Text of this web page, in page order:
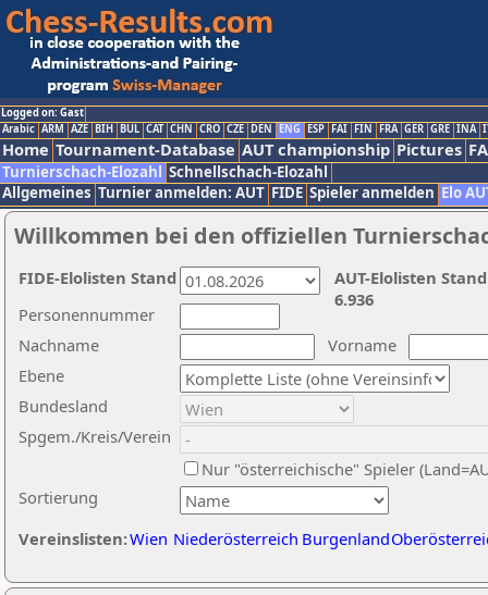
Logged on: Gast
Arabic ARM AZE BIH BUL CAT CHN CRO CZE DEN ENG ESP FAI FIN FRA GER GRE INA
Home Tournament-Database AUT championship Pictures
Turnierschach-Elozahl Schnellschach-Elozahl
Allgemeines Turnier anmelden: AUT FIDE Spieler anmelden Elo
Willkommen bei den offiziellen
Nachname
Vorname
Ebene
Sortierung
Personennummer
Bundesland
Spgem./Kreis/Verein
Nur "österreichische" Spieler
Vereinslisten:Wien Niederösterreich Burgenland
AUT-Elolisten
6.936
FIDE-Elolisten Stand